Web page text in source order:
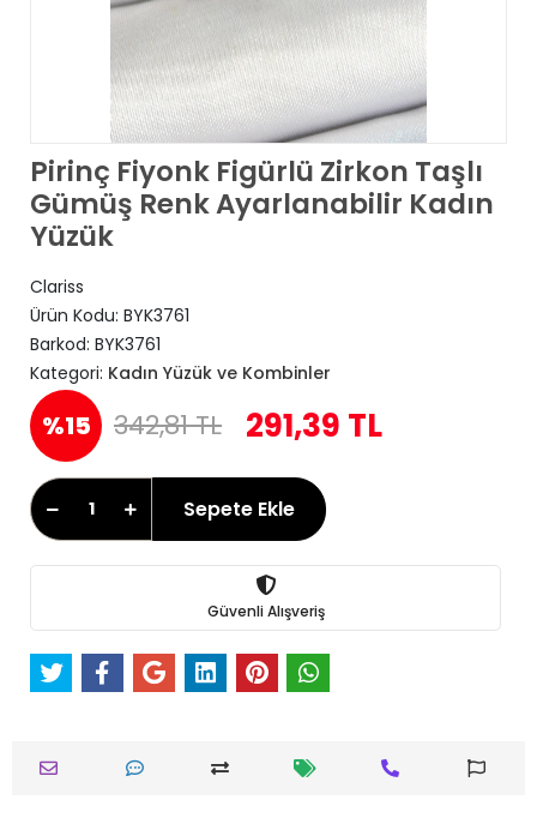
Pirinç Fiyonk Figürlü Zirkon Taşlı
Gümüş Renk Ayarlanabilir Kadın
Yüzük
Clariss
Ürün Kodu: BYK3761
Barkod: BYK3761
Kategori: Kadın Yüzük ve Kombinler
%15 342,81 TL 291,39 TL
Sepete Ekle
Güvenli Alışveriş